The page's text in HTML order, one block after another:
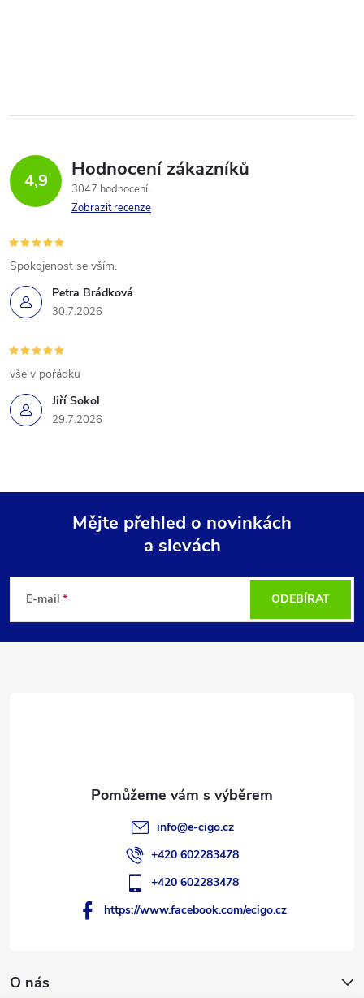
4,9 Hodnocení zákazníků
3047 hodnocení
Zobrazit recenze
Petra Brádková
30.7.2026
Spokojenost se vším.
Jiří Sokol
29.7.2026
vše v pořádku
p
Mějte přehled o novinkách
a slevách
E-mail ODEBÍRAT
O nás
info@e-cigo.cz
+420 602283478
+420 602283478
https://www.facebook.com/ecigo.cz